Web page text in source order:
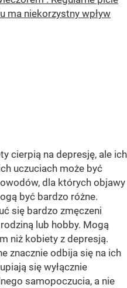
ma niekorzystny wpływ
cierpią na depresję, ale ich
uczuciach może być
dla których objawy
być bardzo różne.
się bardzo zmęczeni
lub hobby. Mogą
niż kobiety z depresją.
znacznie odbija się na ich
się wyłącznie
samopoczucia, a nie